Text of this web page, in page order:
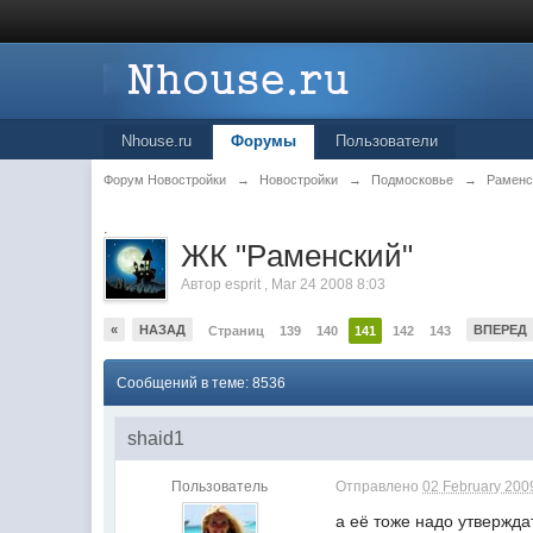
Nhouse.ru Форумы Пользователи
Форум Новостройки → Новостройки → Подмосковье →
.
ЖК "Рaменский"
Авторesprit , Mar 24 2008 8:03
« НАЗАД Страниц 139 140 141 142 143 ВПЕРЕД
Сообщений в теме: 8536
shaid1
Пользователь Отправлено02 February
а её тоже надо